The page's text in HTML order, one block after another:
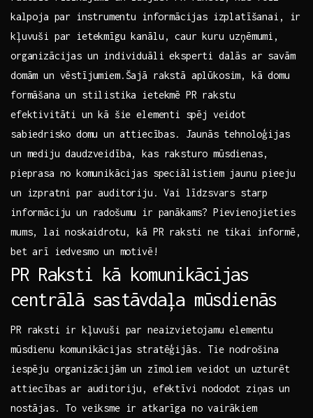
⁢kalpoja par⁣ instrumentu informācijas izplatīšanai, ir
kļuvuši par ietekmīgu​ kanālu, caur ‌kuru ⁢uzņēmumi,
organizācijas un individuāli eksperti dalās ar savām
domām un vēstījumiem.Šajā rakstā aplūkosim, kā domu
formāšana un stilistika ietekmē PR rakstu
‍efektivitāti un ⁢kā‍ šie elementi ⁤spēj veidot
sabiedrisko ⁣domu⁤ un attiecības. Jaunās tehnoloģijas
un mediju​ daudzveidība,‍ kas raksturo mūsdienas,
pieprasa no⁣ komunikācijas​ speciālistiem ⁤jaunu pieeju
un izpratni‌ par auditoriju. ⁣Vai⁢ līdzsvars starp⁢
informāciju ​un radošumu⁣ ir panākams? Pievienojieties
mums, lai⁤ noskaidrotu, kā PR raksti ne tikai informē,⁣
bet arī iedvesmo un ⁣motivē!
PR Raksti kā komunikācijas
centrālā sastāvdaļa mūsdienās
PR raksti ir kļuvuši‌ par neaizvietojamu⁣ elementu
mūsdienu ‍komunikācijas stratēģijās. ⁢Tie nodrošina
iespēju‌ organizācijām un zīmoliem veidot⁤ un ⁢uzturēt
‍attiecības ar auditoriju, efektīvi nododot⁢ ziņas un⁣
nostājas. ‌To veiksme ir atkarīga no⁤ vairākiem